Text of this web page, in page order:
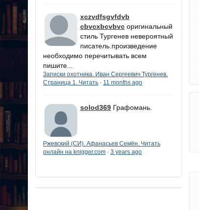
xczvdfsgvfdvb
cbvcxbcvbvc оригинальный
стиль Тургенев невероятный
писатель.произведение
необходимо перечитывать всем
пишите...
Записки охотника. Иван Сергеевич Тургенев.
Страница 1. Читать · 11 months ago
solod369 Графомань.
Ржевский (СИ). Афанасьев Семён. Читать
онлайн на knigger.com · 3 years ago